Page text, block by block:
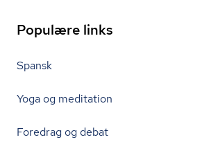
Populære links
Spansk
Yoga og meditation
Foredrag og debat